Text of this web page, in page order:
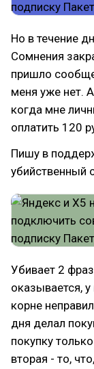
Но в течение
Сомнения
пришло
меня уже нет.
когда мне
оплатить 120
Пишу в
убийственный
Убивает 2
оказывается,
корне
дня делал
покупку
вторая - то,